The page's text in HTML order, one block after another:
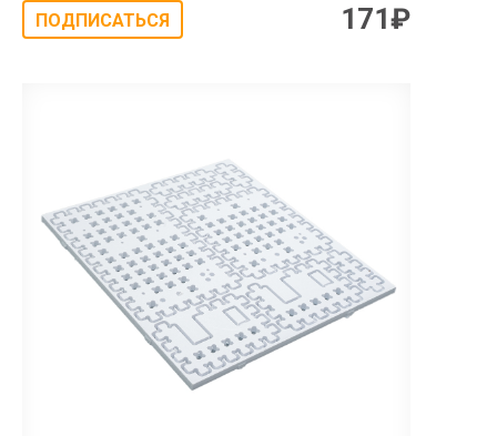
ПОДПИСАТЬСЯ 171₽